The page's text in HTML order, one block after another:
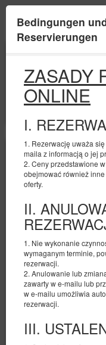
Bedingungen
Reservierungen
ZASADY
ONLINE
I.
1. Rezerwację uważa
maila z informacją o jej
2. Ceny przedstawione
obejmować również
oferty.
II.
1. Nie wykonanie
wymaganym terminie,
rezerwacji.
2. Anulowanie lub
zawarty w e-mailu lub
w e-mailu umożliwia
rezerwacji.
III.
IdoBooking
09
2026
ANZAHL DER PERSONEN